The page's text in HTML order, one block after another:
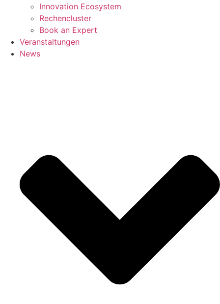
Innovation Ecosystem
Rechencluster​
Book an Expert
Veranstaltungen
News